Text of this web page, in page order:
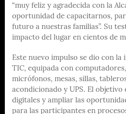
“muy feliz y agradecida con la
oportunidad de capacitarnos,
futuro a nuestras familias”. Su
impacto del lugar en cientos de
Este nuevo impulso se dio con la
TIC, equipada con
micrófonos, mesas, sillas,
acondicionado y UPS. El objetivo
digitales y ampliar las
para las participantes en